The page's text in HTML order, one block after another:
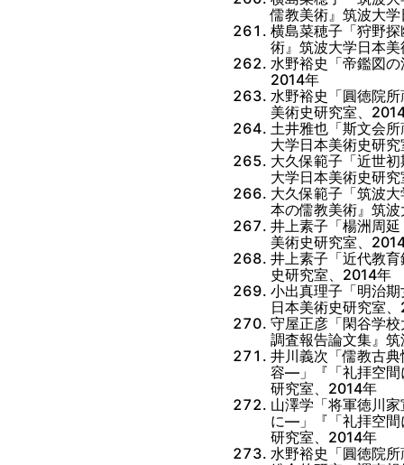
儒教美術』筑波大
横島菜穂子「狩野
術』筑波大学日本
水野裕史「帝鑑図
2014年
水野裕史「圓徳院
美術史研究室、
土井雅也「斯文会
大学日本美術史研
大久保範子「近世
大学日本美術史研
大久保範子「筑波
本の儒教美術』筑
井上素子「楊洲周
美術史研究室、
井上素子「近代教
史研究室、2014年
小出真理子「明治
日本美術史研究室
守屋正彦「閑谷学
調査報告論文集』
井川義次「儒教古
容―」『「礼拝空間
研究室、2014年
山澤学「将軍徳川
に―」『「礼拝空間
研究室、2014年
水野裕史「圓徳院